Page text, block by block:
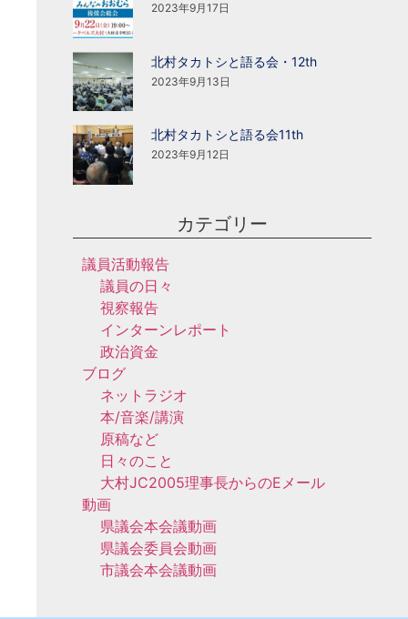
2023年9月17日
北村タカトシと語る会・12th
2023年9月13日
北村タカトシと語る会11th
2023年9月12日
カテゴリー
議員活動報告
議員の日々
視察報告
インターンレポート
政治資金
ブログ
ネットラジオ
本/音楽/講演
原稿など
日々のこと
大村JC2005理事長からのEメール
動画
県議会本会議動画
県議会委員会動画
市議会本会議動画